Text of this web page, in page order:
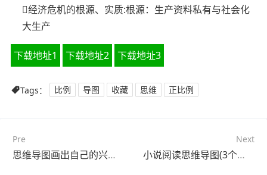
经济危机的根源、实质:根源：生产资料私有与社会化
大生产
下载地址1 下载地址2 下载地址3
Tags： 比例 导图 收藏 思维 正比例
Pre
思维导图画出自己的兴趣图(6张可下载)
Next
小说阅读思维导图(3个附打印高清版)